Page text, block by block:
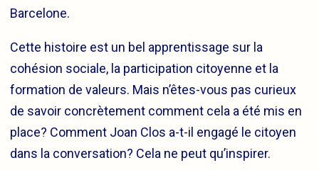
Barcelone.
Cette histoire est un bel apprentissage sur la
cohésion sociale, la participation citoyenne et la
formation de valeurs. Mais n’êtes-vous pas curieux
de savoir concrètement comment cela a été mis en
place? Comment Joan Clos a-t-il engagé le citoyen
dans la conversation? Cela ne peut qu’inspirer.